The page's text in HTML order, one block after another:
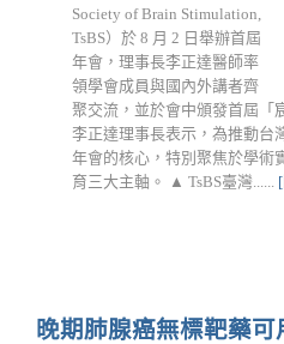
Society of Brain Stimulation,
TsBS）於 8 月 2 日舉辦首屆
年會，理事長李正達醫師率
領學會成員與國內外講者齊
聚交流，並於會中頒發首屆「
李正達理事長表示，為推動台
年會的核心，特別聚焦於學術
育三大主軸。 ▲ TsBS臺灣......
晚期肺腺癌無標靶藥